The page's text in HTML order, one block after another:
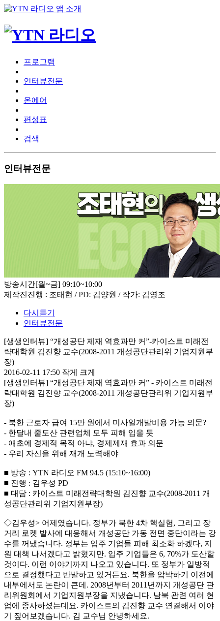
프로그램
인터뷰전문
온에어
편성표
검색
인터뷰전문
방송시간[월~금] 09:10~10:00
제작진진행 : 조태현 / PD: 김양원 / 작가: 김영조
다시듣기
인터뷰전문
[생생인터뷰] “개성공단 제재 역효과만 커”-카이스트 미래전
략대학원 김진향 교수(2008-2011 개성공단관리위 기업지원부
장)
2016-02-11 17:50 작게
크게
[생생인터뷰] “개성공단 제재 역효과만 커” - 카이스트 미래전
략대학원 김진향 교수(2008-2011 개성공단관리위 기업지원부
장)
- 북한 근로자 급여 15만 원에서 미사일개발비용 가능 의문?
- 한달내 줄도산 관련업체 모두 피해 입을 듯
- 애초에 경제적 목적 아냐, 경제제재 효과 의문
- 우리 자신을 위해 재개 노력해야
■ 방송 : YTN 라디오 FM 94.5 (15:10~16:00)
■ 진행 : 김우성 PD
■ 대담 : 카이스트 미래전략대학원 김진향 교수(2008-2011 개
성공단관리위 기업지원부장)
◇김우성> 어제였습니다. 정부가 북한 4차 핵실험, 그리고 장
거리 로켓 발사에 대응해서 개성공단 가동 전면 중단이라는 강
수를 꺼냈습니다. 정부는 입주 기업들 피해 최소화 하겠다, 지
원 대책 나서겠다고 밝혔지만. 입주 기업들은 6, 70%가 도산할
것이다. 이런 이야기까지 나오고 있습니다. 또 정부가 일방적
으로 결정했다고 반발하고 있거든요. 북한을 압박하기 이전에
내부에서도 논란이 큰데. 2008년부터 2011년까지 개성공단 관
리위원회에서 기업지원부장을 지냈습니다. 남북 관련 여러 현
업에 종사하셨는데요. 카이스트의 김진향 교수 연결해서 이야
기 짚어보겠습니다. 김 교수님 안녕하세요.